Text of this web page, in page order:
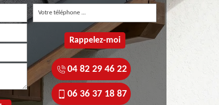
04 82 29 46 22
06 36 37 18 87